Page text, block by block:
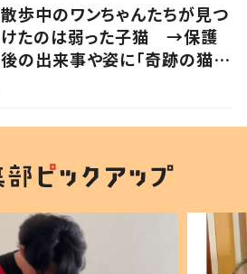
散歩中のワンちゃんたちが見つ
けたのは弱った子猫 →保護
後の出来事や姿に「奇跡の猫ち